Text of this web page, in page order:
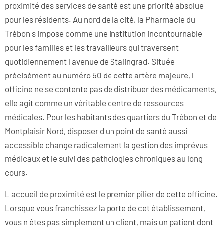
proximité des services de santé est une priorité absolue
pour les résidents. Au nord de la cité, la Pharmacie du
Trébon s impose comme une institution incontournable
pour les familles et les travailleurs qui traversent
quotidiennement l avenue de Stalingrad. Située
précisément au numéro 50 de cette artère majeure, l
officine ne se contente pas de distribuer des médicaments,
elle agit comme un véritable centre de ressources
médicales. Pour les habitants des quartiers du Trébon et de
Montplaisir Nord, disposer d un point de santé aussi
accessible change radicalement la gestion des imprévus
médicaux et le suivi des pathologies chroniques au long
cours.
L accueil de proximité est le premier pilier de cette officine.
Lorsque vous franchissez la porte de cet établissement,
vous n êtes pas simplement un client, mais un patient dont